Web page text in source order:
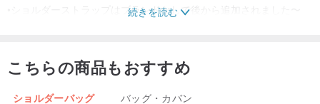
•ショルダーストラップはブランドなしで後から追加されました〜
続きを読む
こちらの商品もおすすめ
ショルダーバッグ バッグ・カバン